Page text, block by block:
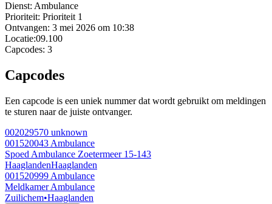
Dienst: Ambulance
Prioriteit: Prioriteit 1
Ontvangen: 3 mei 2026 om 10:38
Locatie:09.100
Capcodes: 3
Capcodes
Een capcode is een uniek nummer dat wordt gebruikt om meldingen
te sturen naar de juiste ontvanger.
002029570 unknown
001520043 Ambulance
Spoed Ambulance Zoetermeer 15-143
HaaglandenHaaglanden
001520999 Ambulance
Meldkamer Ambulance
Zuilichem•Haaglanden